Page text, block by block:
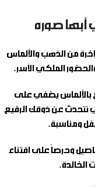
أبها صوره
من الذهب والألماس
الملكي الآسر.
يضفي على
تتحدث عن ذوقك الرفيع
ومناسبة.
وحرصاً على اقتناء
الخالدة.